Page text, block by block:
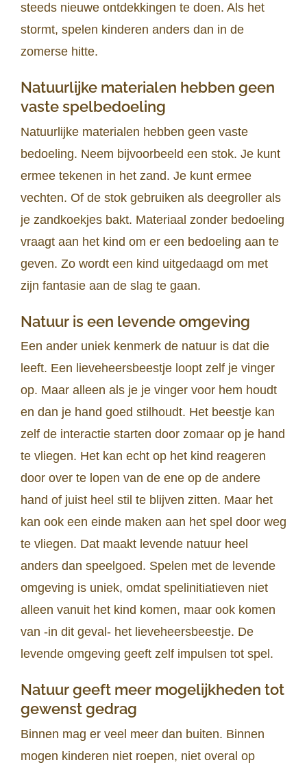
steeds nieuwe ontdekkingen te doen. Als het
stormt, spelen kinderen anders dan in de
zomerse hitte.
Natuurlijke materialen hebben geen
vaste spelbedoeling
Natuurlijke materialen hebben geen vaste
bedoeling. Neem bijvoorbeeld een stok. Je kunt
ermee tekenen in het zand. Je kunt ermee
vechten. Of de stok gebruiken als deegroller als
je zandkoekjes bakt. Materiaal zonder bedoeling
vraagt aan het kind om er een bedoeling aan te
geven. Zo wordt een kind uitgedaagd om met
zijn fantasie aan de slag te gaan.
Natuur is een levende omgeving
Een ander uniek kenmerk de natuur is dat die
leeft. Een lieveheersbeestje loopt zelf je vinger
op. Maar alleen als je je vinger voor hem houdt
en dan je hand goed stilhoudt. Het beestje kan
zelf de interactie starten door zomaar op je hand
te vliegen. Het kan echt op het kind reageren
door over te lopen van de ene op de andere
hand of juist heel stil te blijven zitten. Maar het
kan ook een einde maken aan het spel door weg
te vliegen. Dat maakt levende natuur heel
anders dan speelgoed. Spelen met de levende
omgeving is uniek, omdat spelinitiatieven niet
alleen vanuit het kind komen, maar ook komen
van -in dit geval- het lieveheersbeestje. De
levende omgeving geeft zelf impulsen tot spel.
Natuur geeft meer mogelijkheden tot
gewenst gedrag
Binnen mag er veel meer dan buiten. Binnen
mogen kinderen niet roepen, niet overal op